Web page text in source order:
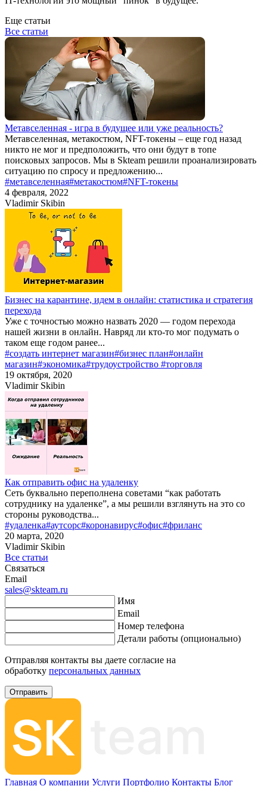
Еще статьи
Все статьи
Метавселенная - игра в будущее или уже реальность?
Метавселенная, метакостюм, NFT-токены – еще год назад
никто не мог и предположить, что они будут в топе
поисковых запросов. Мы в Skteam решили проанализировать
ситуацию по спросу и предложению...
#метавселенная#метакостюм#NFT-токены
4 февраля, 2022
Vladimir Skibin
Бизнес на карантине, идем в онлайн: статистика и стратегия
перехода
Уже с точностью можно назвать 2020 — годом перехода
нашей жизни в онлайн. Навряд ли кто-то мог подумать о
таком еще годом ранее...
#создать интернет магазин#бизнес план#онлайн
магазин#экономика#трудоустройство #торговля
19 октября, 2020
Vladimir Skibin
Как отправить офис на удаленку
Сеть буквально переполнена советами “как работать
сотруднику на удаленке”, а мы решили взглянуть на это со
стороны руководства...
#удаленка#аутсорс#коронавирус#офис#фриланс
20 марта, 2020
Vladimir Skibin
Все статьи
Связаться
Email
sales@skteam.ru
Имя
Email
Номер телефона
Детали работы (опционально)
Отправляя контакты вы даете согласие на
обработку персональных данных
Отправить
Главная О компании Услуги Портфолио Контакты Блог